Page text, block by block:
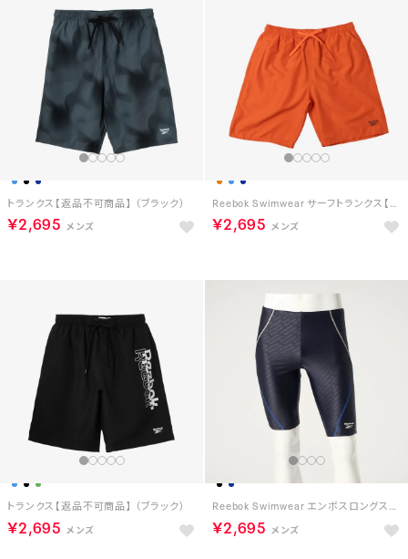
トランクス【返品不可商品】 （ブラック）
￥2,695
Reebok Swimwear サーフトランクス【返品不可商品】 （オレンジ）
￥2,695
トランクス【返品不可商品】 （ブラック）
￥2,695
Reebok Swimwear エンボスロングスパッツ【返品不可商品】 （ネイビー）
￥2,695